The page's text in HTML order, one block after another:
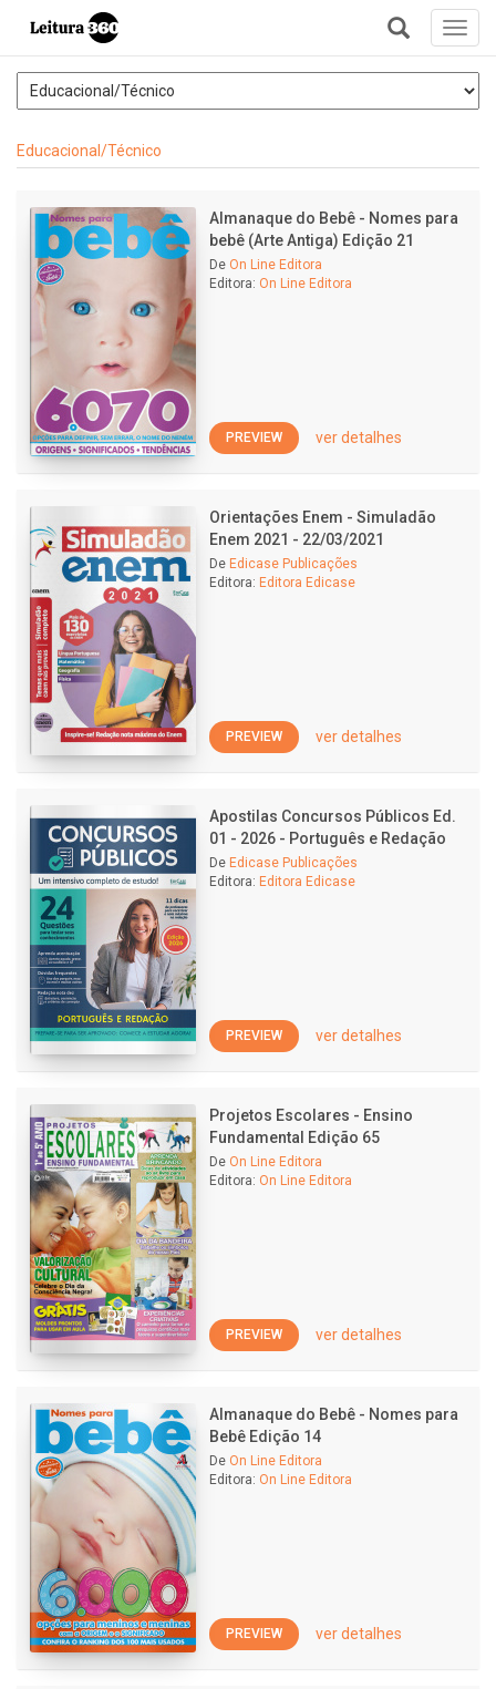
+
Educacional/Técnico
Almanaque do Bebê - Nomes para
bebê (Arte Antiga) Edição 21
De On Line Editora
Editora: On Line Editora
PREVIEW ver detalhes
Orientações Enem - Simuladão
Enem 2021 - 22/03/2021
De Edicase Publicações
Editora: Editora Edicase
PREVIEW ver detalhes
Apostilas Concursos Públicos Ed.
01 - 2026 - Português e Redação
De Edicase Publicações
Editora: Editora Edicase
PREVIEW ver detalhes
Projetos Escolares - Ensino
Fundamental Edição 65
De On Line Editora
Editora: On Line Editora
PREVIEW ver detalhes
Almanaque do Bebê - Nomes para
Bebê Edição 14
De On Line Editora
Editora: On Line Editora
PREVIEW ver detalhes